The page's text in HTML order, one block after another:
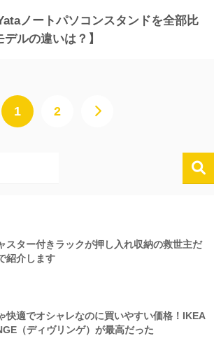
ノートパソコンスタンドを全部比
ルの違いは？】
1 2
スター付きラックが押し入れ収納の救世主だ
紹介します
快適でオシャレなのに買いやすい価格！IKEA
（ディヴリンゲ）が最高だった